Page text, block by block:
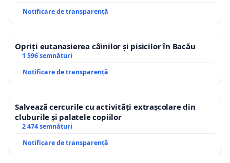
Notificare de transparență
Opriți eutanasierea câinilor și pisicilor în Bacău
1 596 semnături
Notificare de transparență
Salvează cercurile cu activități extrașcolare din
cluburile și palatele copiilor
2 474 semnături
Notificare de transparență